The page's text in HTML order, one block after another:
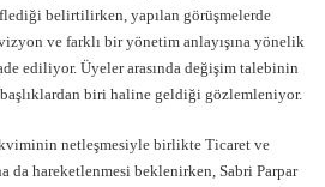
belirtilirken, yapılan görüşmelerde
ve farklı bir yönetim anlayışına yönelik
ediliyor. Üyeler arasında değişim talebinin
biri haline geldiği gözlemleniyor.
netleşmesiyle birlikte Ticaret ve
da hareketlenmesi beklenirken, Sabri Parpar